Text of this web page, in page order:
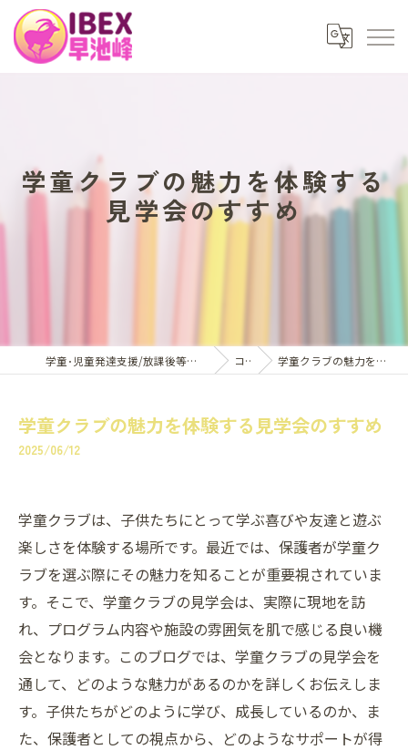
学童クラブの魅力を体験する
見学会のすすめ
学童･児童発達支援/放課後等デイサービスはアイベックス早池峰 コラム 学童クラブの魅力を体験する見学会のすすめ
学童クラブの魅力を体験する見学会のすすめ
2025/06/12
学童クラブは、子供たちにとって学ぶ喜びや友達と遊ぶ
楽しさを体験する場所です。最近では、保護者が学童ク
ラブを選ぶ際にその魅力を知ることが重要視されていま
す。そこで、学童クラブの見学会は、実際に現地を訪
れ、プログラム内容や施設の雰囲気を肌で感じる良い機
会となります。このブログでは、学童クラブの見学会を
通して、どのような魅力があるのかを詳しくお伝えしま
す。子供たちがどのように学び、成長しているのか、ま
た、保護者としての視点から、どのようなサポートが得